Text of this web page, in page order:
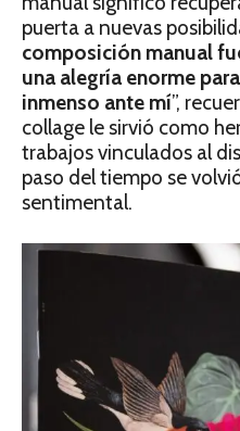
puerta a nuevas
composición manual
una alegría enorme
inmenso ante mí”,
collage le sirvió como
trabajos vinculados al
paso del tiempo se
sentimental.